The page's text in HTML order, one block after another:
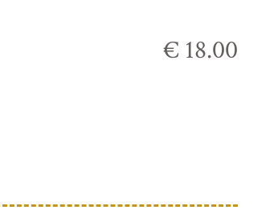
€ 18.00